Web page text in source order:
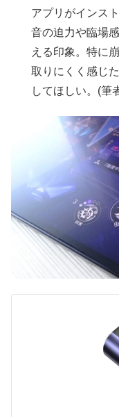
アプリがインス
音の迫力や臨場
える印象。特に
取りにくく感じ
してほしい。(筆